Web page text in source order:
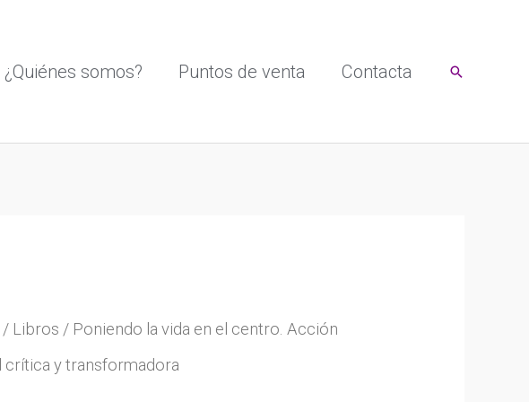
¿Quiénes somos? Puntos de venta Contacta Buscar
/ Libros / Poniendo la vida en el centro. Acción
crítica y transformadora